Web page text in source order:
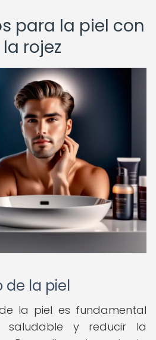
para la piel con
rojez
de la piel
la piel es fundamental
saludable y reducir la